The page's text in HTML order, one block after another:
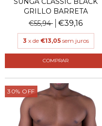
GRILLO BARRETA
€55,94
€39,16
3 x de €13,05 sem juros
COMPRAR
30% OFF